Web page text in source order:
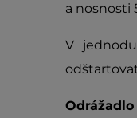
a nosnosti
V
Odrážadlo